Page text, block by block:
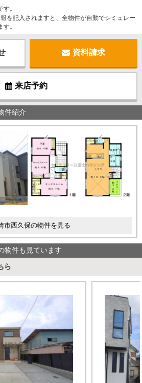
。
を記入されますと、全物件が自動でシミュレー
。
資料請求
来店予約
件紹介
市西久保の物件を見る
物件も見ています
ら